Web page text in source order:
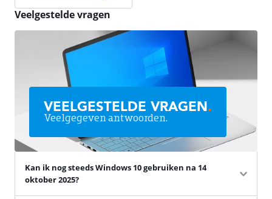
Veelgestelde vragen
Kan ik nog steeds Windows 10 gebruiken na 14
oktober 2025?
VEELGESTELDE VRAGEN.
Veelgegeven antwoorden.